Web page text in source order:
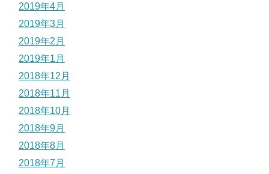
2019年4月
2019年3月
2019年2月
2019年1月
2018年12月
2018年11月
2018年10月
2018年9月
2018年8月
2018年7月